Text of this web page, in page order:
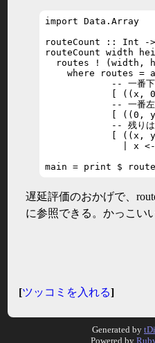
import Data.Array
routeCount :: Int -
routeCount width
routes ! (width,
where routes =
-- 一番下
[ ((x,
-- 一番左
[ ((0,
-- 残りは
[ ((x,
| x
main = print $
遅延評価のおかげで、
に参照できる。かっこい
[ツッコミを入れる]
Generated by
Powered by